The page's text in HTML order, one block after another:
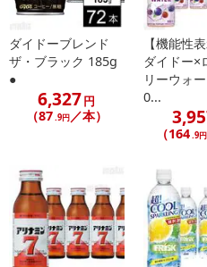
合がございます。
また、[新たな加工食品の原料原
了により、商品詳細内に記載の原
合がございます。
あらかじめご了承いただいた上で
によるお申込み後のキャンセル・
※送料はお試し費用に含まれており
※d払い、PayPay、au PAY、au
クまとめて支払い、楽天ペイ、
yでお支払いの場合、決済のため
※予約商品は決済手段ごとに定め
ダイドーブレンド
ザ・ブラック 185g
●
6,327円
（87.9円／本）
【機能性
ダイドー×
リーウォ
0...
（164.9円